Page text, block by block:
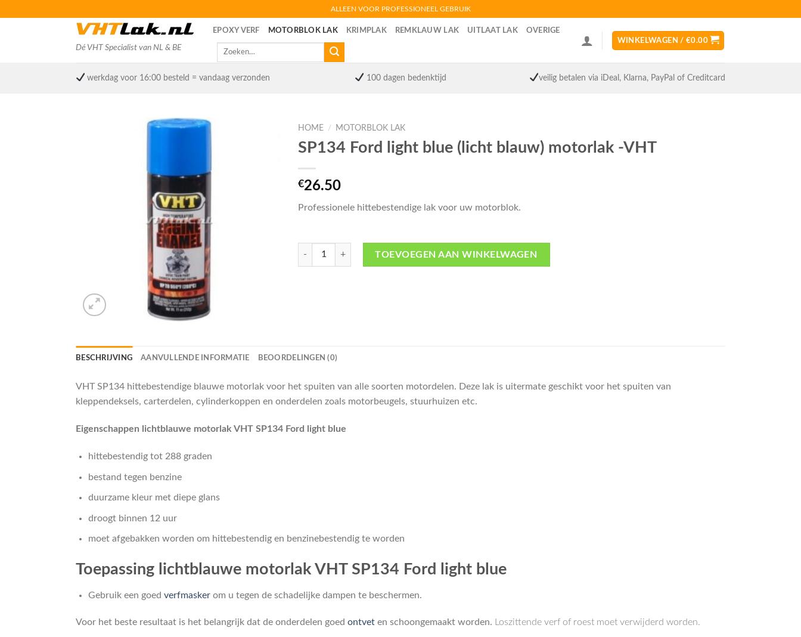
ALLEEN VOOR PROFESSIONEEL GEBRUIK
Dé VHT Specialist van NL & BE
EPOXY VERF MOTORBLOK LAK KRIMPLAK REMKLAUW LAK UITLAAT LAK OVERIGE
Zoeken
WINKELWAGEN /€0.00
werkdag voor 16:00 besteld = vandaag verzonden 100 dagen bedenktijd veilig betalen via iDeal, Klarna, PayPal of Creditcard
HOME / MOTORBLOK LAK
SP134 Ford light blue (licht blauw) motorlak -VHT
€26.50
Professionele hittebestendige lak voor uw motorblok.
SP134 Ford light blue (licht blauw) motorlak -VHT aantal
TOEVOEGEN AAN WINKELWAGEN
BESCHRIJVING AANVULLENDE INFORMATIE BEOORDELINGEN (0)
VHT SP134 hittebestendige blauwe motorlak voor het spuiten van alle soorten motordelen. Deze lak is uitermate geschikt voor het spuiten van
kleppendeksels, carterdelen, cylinderkoppen en onderdelen zoals motorbeugels, stuurhuizen etc.
Eigenschappen lichtblauwe motorlak VHT SP134 Ford light blue
hittebestendig tot 288 graden
bestand tegen benzine
duurzame kleur met diepe glans
droogt binnen 12 uur
moet afgebakken worden om hittebestendig en benzinebestendig te worden
Toepassing lichtblauwe motorlak VHT SP134 Ford light blue
Gebruik een goed verfmaskerom u tegen de schadelijke dampen te beschermen.
Voor het beste resultaat is het belangrijk dat de onderdelen goed ontvet en schoongemaakt worden. Loszittende verf of roest moet verwijderd worden.